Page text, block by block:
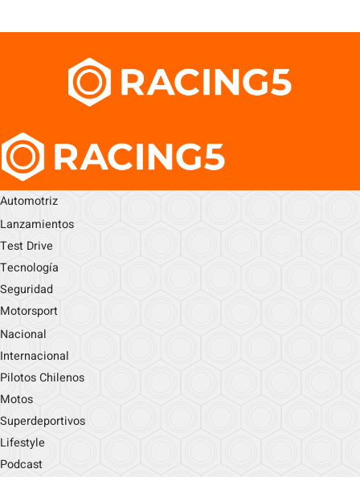
Automotriz
Lanzamientos
Test Drive
Tecnología
Seguridad
Motorsport
Nacional
Internacional
Pilotos Chilenos
Motos
Superdeportivos
Lifestyle
Podcast